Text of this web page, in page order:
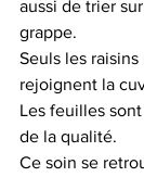
aussi de trier
grappe.
Seuls les raisins
rejoignent la
Les feuilles
de la qualité.
Ce soin se